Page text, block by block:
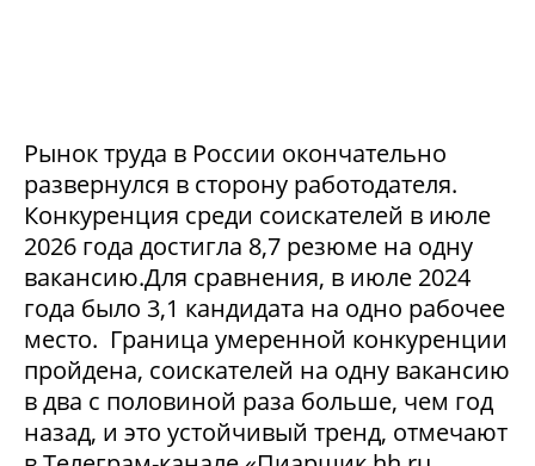
Рынок труда в России окончательно
развернулся в сторону работодателя.
Конкуренция среди соискателей в июле
2026 года достигла 8,7 резюме на одну
вакансию.Для сравнения, в июле 2024
года было 3,1 кандидата на одно рабочее
место. Граница умеренной конкуренции
пройдена, соискателей на одну вакансию
в два с половиной раза больше, чем год
назад, и это устойчивый тренд, отмечают